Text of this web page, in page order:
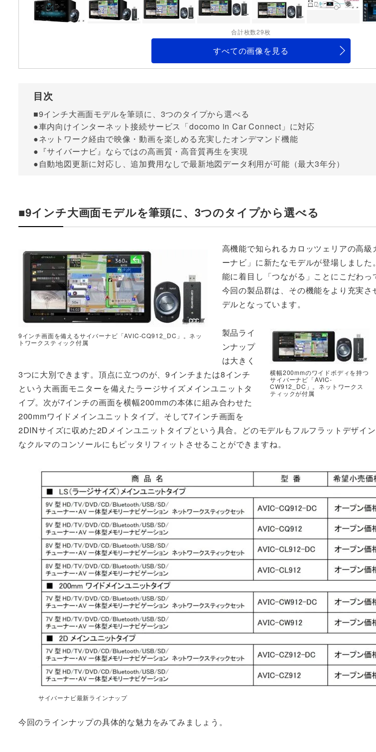
合計枚数29枚
すべての画像を見る
目次
■9インチ大画面モデルを筆頭に、3つのタイプから選べる
●車内向けインターネット接続サービス「docomo in Car Connect」に対応
●ネットワーク経由で映像・動画を楽しめる充実したオンデマンド機能
●『サイバーナビ』ならではの高画質・高音質再生を実現
●自動地図更新に対応し、追加費用なしで最新地図データ利用が可能（最大3年分）
■9インチ大画面モデルを筆頭に、3つのタイプから選べる
9インチ画面を備えるサイバーナビ「AVIC-CQ912_DC」。ネッ
トワークスティック付属
高機能で知られるカロッツェリアの高
ーナビ」に新たなモデルが登場しまし
能に着目し「つながる」ことにこだわっ
今回の製品群は、その機能をより充実
デルとなっています。
横幅200mmのワイドボディを持つ
サイバーナビ「AVIC-
CW912_DC」。ネットワークス
ティックが付属
製品ライ
ンナップ
は大きく
3つに大別できます。頂点に立つのが、9インチまたは8インチ
という大画面モニターを備えたラージサイズメインユニットタ
イプ。次が7インチの画面を横幅200mmの本体に組み合わせた
200mmワイドメインユニットタイプ。そして7インチ画面を
2DINサイズに収めた2Dメインユニットタイプという具合。どのモデルもフルフラットデザイ
なクルマのコンソールにもピッタリフィットさせることができますね。
サイバーナビ最新ラインナップ
今回のラインナップの具体的な魅力をみてみましょう。